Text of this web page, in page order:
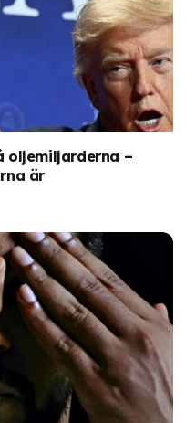
oljemiljarderna –
är